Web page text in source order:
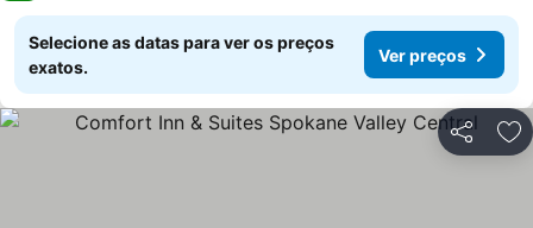
Selecione as datas para ver os preços
exatos.
Ver preços
Partilhar